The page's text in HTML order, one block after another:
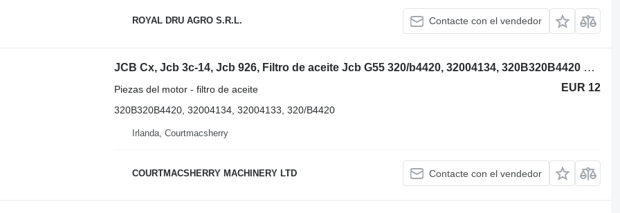
ROYAL DRU AGRO S.R.L. Contacte con el vendedor
JCB Cx, Jcb 3c-14, Jcb 926, Filtro de aceite Jcb G55 320/b4420, 32004134, 320B320B4420 para retroexcavadora
EUR 12
Piezas del motor - filtro de aceite
320B320B4420, 32004134, 32004133, 320/B4420
Irlanda, Courtmacsherry
COURTMACSHERRY MACHINERY LTD Contacte con el vendedor